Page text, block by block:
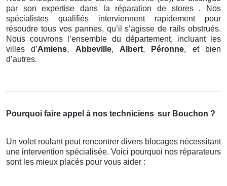
par son expertise dans la réparation de stores . Nos
spécialistes qualifiés interviennent rapidement pour
résoudre tous vos pannes, qu’il s’agisse de rails obstrués.
Nous couvrons l’ensemble du département, incluant les
villes d’Amiens, Abbeville, Albert, Péronne, et bien
d’autres.
Pourquoi faire appel à nos techniciens sur Bouchon ?
Un volet roulant peut rencontrer divers blocages nécessitant
une intervention spécialisée. Voici pourquoi nos réparateurs
sont les mieux placés pour vous aider :